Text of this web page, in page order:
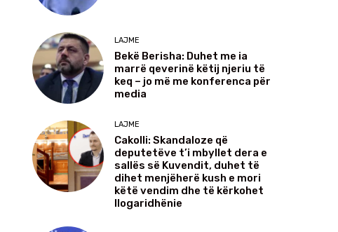
LAJME
Bekë Berisha: Duhet me ia
marrë qeverinë këtij njeriu të
keq – jo më me konferenca për
media
LAJME
Cakolli: Skandaloze që
deputetëve t’i mbyllet dera e
sallës së Kuvendit, duhet të
dihet menjëherë kush e mori
këtë vendim dhe të kërkohet
llogaridhënie